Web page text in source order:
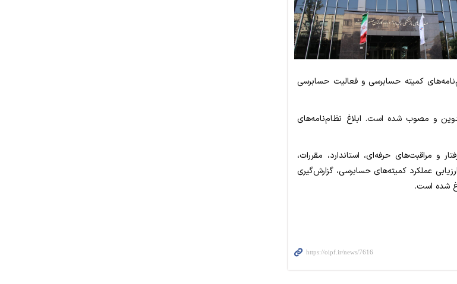
کمیته حسابرسی و فعالیت حسابرسی
ماده ۱۸ اساسنامه صندوق‌ها تدوین و مصوب شده است. ابلاغ نظام‌نامه‌های
و مراقبت‌های حرفه‌ای، استاندارد، مقررات،
عملکرد کمیته‌های حسابرسی، گزارش‌گیری